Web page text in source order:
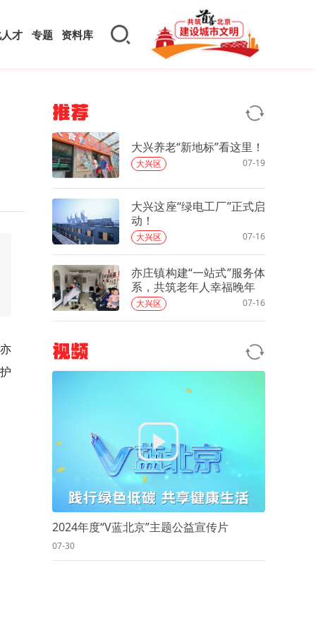
才 专题 资料库
推荐
大兴养老“新地标”看这里！
大兴区 07-19
大兴这座“绿电工厂”正式启
动！
大兴区 07-16
亦庄镇构建“一站式”服务体
系，共筑老年人幸福晚年
大兴区 07-16
视频
2024年度“V蓝北京”主题公益宣传片
07-30